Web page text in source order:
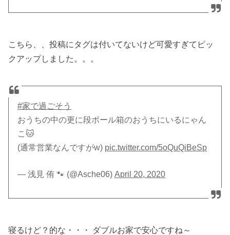
こちら、、投稿にタグは付いてないけど可愛すぎてピッ
クアップしました。。。
#家で過ごそう
おうちの中の更に段ボール箱のおうちにいるにゃん
こ🐱
(通常営業なんですがw) pic.twitter.com/5oQuQiBeSp
— 浅見 侑 🐾 (@Asche06)April 20, 2020
寝るけど？的な・・・ ダブルお家で安心ですね～